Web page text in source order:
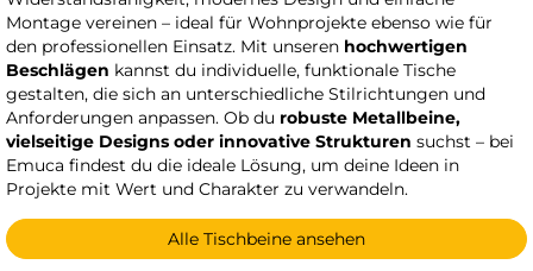
Montage vereinen – ideal für Wohnprojekte ebenso wie für
den professionellen Einsatz. Mit unseren hochwertigen
Beschlägen kannst du individuelle, funktionale Tische
gestalten, die sich an unterschiedliche Stilrichtungen und
Anforderungen anpassen. Ob du robuste Metallbeine,
vielseitige Designs oder innovative Strukturen suchst – bei
Emuca findest du die ideale Lösung, um deine Ideen in
Projekte mit Wert und Charakter zu verwandeln.
Alle Tischbeine ansehen